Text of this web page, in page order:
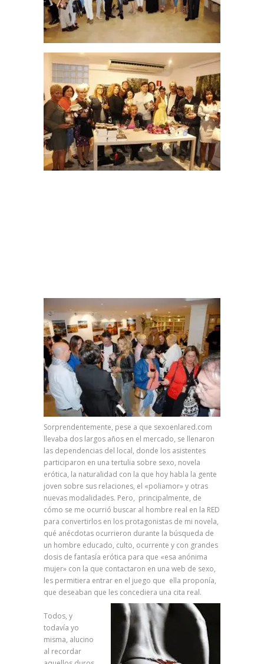
Sorprendentemente, pese a que sexoenlared.com
llevaba dos largos años en el mercado, se llenaron
las dependencias del local, donde los asistentes
participaron en una tertulia sobre sexo, novela
erótica, la naturalidad con la que hoy habla la gente
joven sobre sus relaciones, el «poliamor» y otras
nuevas modalidades. Pero, principalmente, de
cómo se me ocurrió buscar al hombre real en la RED
para convertirlos en los protagonistas de mi novela,
qué anécdotas ocurrieron durante la búsqueda de
un hombre educado, culto, ocurrente y con grandes
dosis de fantasía erótica para que «esa anónima
mujer» con la que contactaron en una web de sexo,
les permitiera entrar en el juego que ella proponía,
que deseaban que les concediera una cita real.
Todos, y
todavía yo
misma, alucino
al recordar